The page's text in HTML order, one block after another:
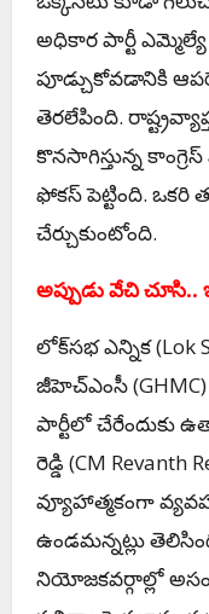
అధికార పార్టీ
పూడ్చుకోవ‌డానికి
తెర‌లేపింది.
కొనసాగిస్తున్న
ఫోక‌స్ పెట్టింది.
చేర్చుకుంటోంది.
అప్పుడు వేచి చూసి..
లోక్‌స‌భ ఎన్నిక‌ (Lok
జీహెచ్ఎంసీ
పార్టీలో చేరేందుకు
రెడ్డి (CM
వ్యూహాత్మ‌కంగా
ఉండ‌మ‌న్న‌ట్లు
నియోజ‌క‌వ‌ర్గాల్లో